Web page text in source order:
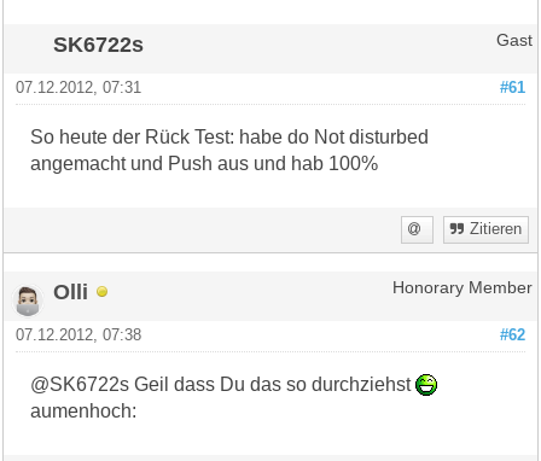
SK6722s Gast
#61
07.12.2012, 07:31
So heute der Rück Test: habe do Not disturbed
angemacht und Push aus und hab 100%
Zitieren
Olli Honorary Member
#62
07.12.2012, 07:38
@SK6722s Geil dass Du das so durchziehst
aumenhoch: